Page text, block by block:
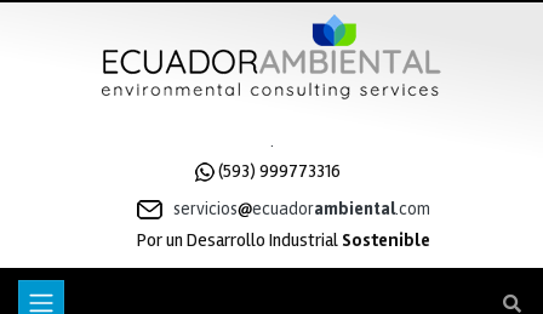
(593) 999773316
servicios ecuadorambiental.com
Por un Desarrollo Industrial Sostenible